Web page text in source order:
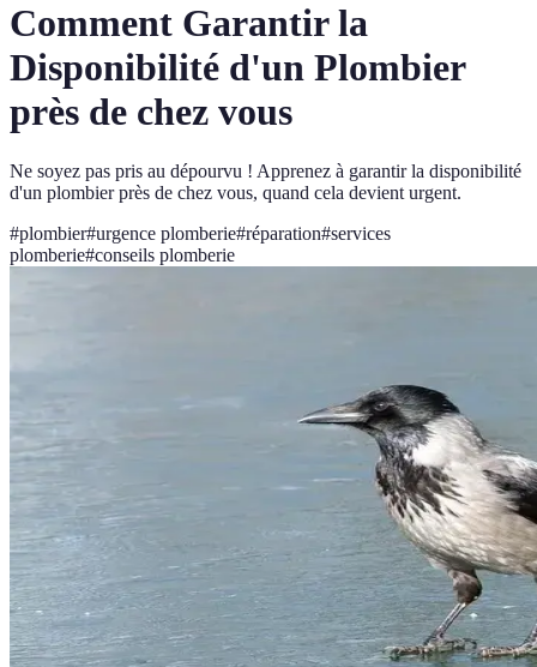
Comment Garantir la
Disponibilité d'un Plombier
près de chez vous
Ne soyez pas pris au dépourvu ! Apprenez à garantir la disponibilité
d'un plombier près de chez vous, quand cela devient urgent.
#plombier#urgence plomberie#réparation#services
plomberie#conseils plomberie